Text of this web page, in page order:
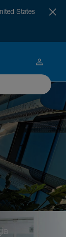
States